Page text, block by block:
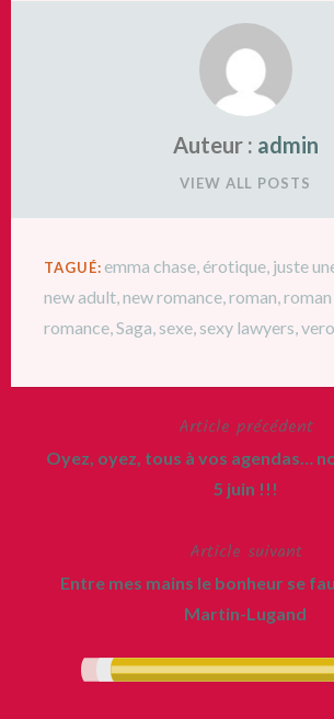
Auteur : admin
VIEW ALL POSTS
TAGUÉ: emma chase,érotique, juste
new adult,new romance,roman,
romance,Saga, sexe, sexy lawyers,
Article précédent
Oyez, oyez, tous à vos agendas…
5 juin !!!
Article suivant
Entre mes mains le bonheur se
Martin-Lugand